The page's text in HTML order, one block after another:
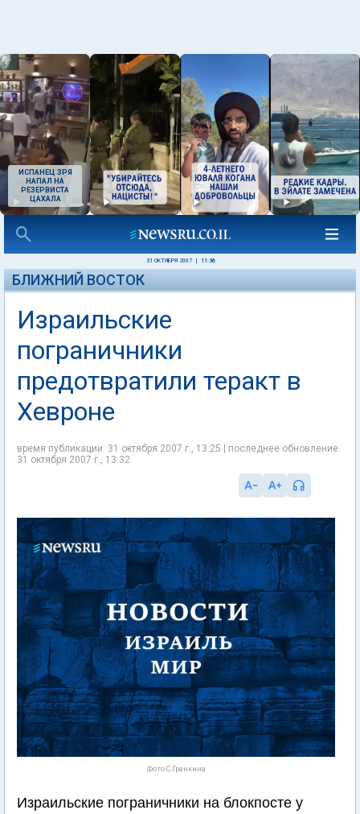
ИСПАНЕЦ ЗРЯ
НАПАЛ НА
РЕЗЕРВИСТА
ЦАХАЛА
31 ОКТЯБРЯ 2007 11:36
БЛИЖНИЙ ВОСТОК
Израильские
пограничники
предотвратили теракт в
Хевроне
время публикации: 31 октября 2007 г., 13:25 | последнее обновление:
31 октября 2007 г., 13:32
Фото С.Гранкина
Израильские пограничники на блокпосте у